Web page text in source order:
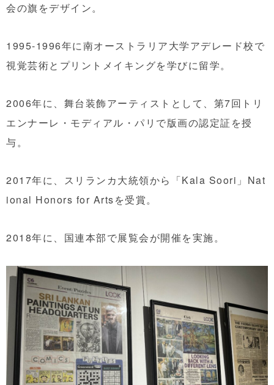
会の旗をデザイン。
1995-1996年に南オーストラリア大学アデレード校で
視覚芸術とプリントメイキングを学びに留学。
2006年に、舞台装飾アーティストとして、第7回トリ
エンナーレ・モディアル・パリで版画の認定証を授
与。
2017年に、スリランカ大統領から「Kala Soori」Nat
ional Honors for Artsを受賞。
2018年に、国連本部で展覧会が開催を実施。